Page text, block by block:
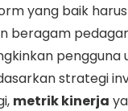
yang baik harus
beragam
pengguna
strategi
metrik kinerja